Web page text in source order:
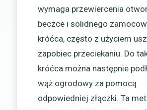
wymaga przewiercenia
beczce i solidnego
króćca, często z użyciem
zapobiec przeciekaniu. Do
króćca można następnie
wąż ogrodowy za pomocą
odpowiedniej złączki. Ta